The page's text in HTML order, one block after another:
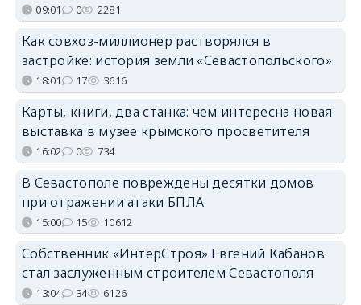
09:01 0 2281
Как совхоз-миллионер растворялся в
застройке: история земли «Севастопольского»
18:01 17 3616
Карты, книги, два станка: чем интересна новая
выставка в музее крымского просветителя
16:02 0 734
В Севастополе повреждены десятки домов
при отражении атаки БПЛА
15:00 15 10612
Собственник «ИнтерСтроя» Евгений Кабанов
стал заслуженным строителем Севастополя
13:04 34 6126